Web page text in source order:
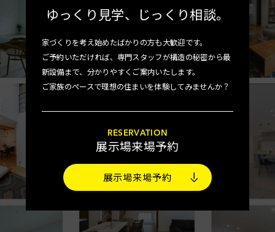
ゆっくり見学、 じっくり相談。
家づくりを考え始めたばかりの方も大歓迎です。
ご予約いただければ、専門スタッフが構造の秘密から最
新設備まで、分かりやすくご案内いたします。
ご家族のペースで理想の住まいを体験してみませんか？
RESERVATION
展示場来場予約
展示場来場予約